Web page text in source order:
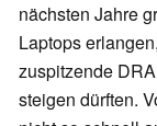
nächsten Jahre
Laptops
zuspitzende
steigen dürften.